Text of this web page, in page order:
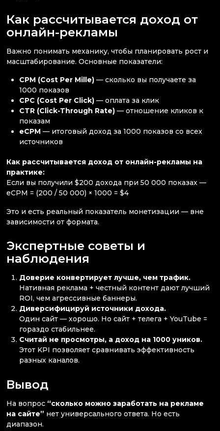
Как рассчитывается доход от
онлайн-рекламы
Важно понимать механику, чтобы планировать рост и
масштабирование. Основные показатели:
CPM (Cost Per Mille) — сколько вы получаете за
1000 показов
CPC (Cost Per Click) — оплата за клик
CTR (Click-Through Rate) — отношение кликов к
показам
eCPM — итоговый доход за 1000 показов со всех
источников
Как рассчитывается доход от онлайн-рекламы на
практике:
Если вы получили $200 дохода при 50 000 показах —
eCPM = (200 / 50 000) × 1000 = $4
Это и есть реальный показатель монетизации — вне
зависимости от формата.
Экспертные советы и
наблюдения
Доверие конвертирует лучше, чем трафик.
Нативная реклама + честный контент дают лучший
ROI, чем агрессивные баннеры.
Диверсифицируй источники дохода.
Один сайт — хорошо. Но сайт + телега + YouTube =
гораздо стабильнее.
Считай не просмотры, а доход на 1000 уников.
Этот KPI позволяет сравнивать эффективность
разных каналов.
Вывод
На вопрос “сколько можно заработать на рекламе
на сайте” нет универсального ответа. Но есть
диапазон.